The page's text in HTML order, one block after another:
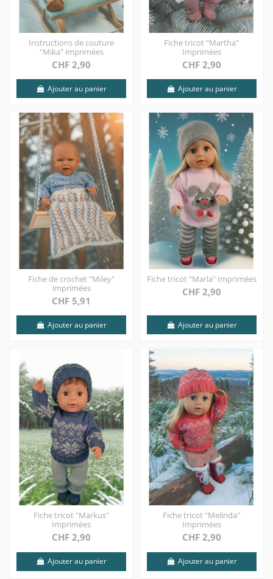
Instructions de couture
"Mika" imprimées
CHF 2,90
Ajouter au panier
Fiche tricot "Martha"
Imprimées
CHF 2,90
Ajouter au panier
Fiche de crochet "Miley"
imprimées
CHF 5,91
Ajouter au panier
Fiche tricot "Marla" Imprimées
CHF 2,90
Ajouter au panier
Fiche tricot "Markus"
Imprimées
CHF 2,90
Ajouter au panier
Fiche tricot "Melinda"
Imprimées
CHF 2,90
Ajouter au panier